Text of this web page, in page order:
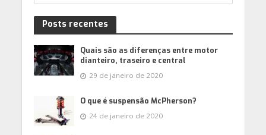
Posts recentes
Quais são as diferenças entre motor
dianteiro, traseiro e central
29 de janeiro de 2020
O que é suspensão McPherson?
24 de janeiro de 2020